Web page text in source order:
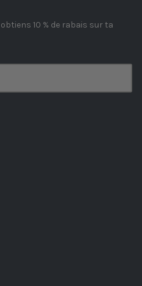
10 % de rabais sur ta